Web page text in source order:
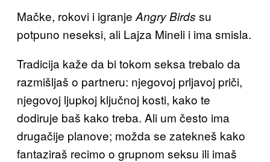
Mačke, rokovi i igranje Angry Birds su
potpuno neseksi, ali Lajza Mineli i ima smisla.
Tradicija kaže da bi tokom seksa trebalo da
razmišljaš o partneru: njegovoj prljavoj priči,
njegovoj ljupkoj ključnoj kosti, kako te
dodiruje baš kako treba. Ali um često ima
drugačije planove; možda se zatekneš kako
fantaziraš recimo o grupnom seksu ili imaš